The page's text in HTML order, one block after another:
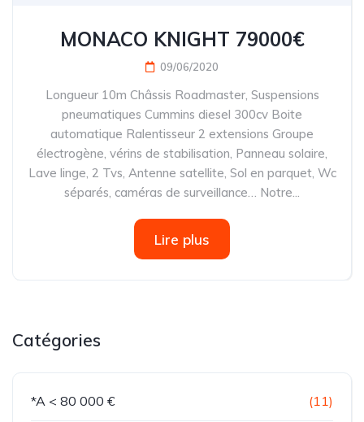
MONACO KNIGHT 79000€
09/06/2020
Longueur 10m Châssis Roadmaster, Suspensions
pneumatiques Cummins diesel 300cv Boite
automatique Ralentisseur 2 extensions Groupe
électrogène, vérins de stabilisation, Panneau solaire,
Lave linge, 2 Tvs, Antenne satellite, Sol en parquet, Wc
séparés, caméras de surveillance… Notre...
Lire plus
Catégories
*A < 80 000 € (11)